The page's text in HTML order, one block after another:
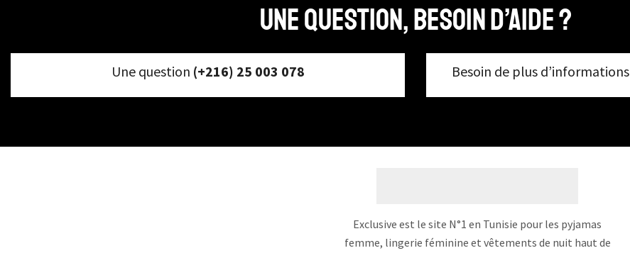
Une question, Besoin d’aide ?
Une question (+216) 25 003 078 Besoin de plus d’informations
Exclusive est le site N°1 en Tunisie pour les pyjamas
femme, lingerie féminine et vêtements de nuit haut de